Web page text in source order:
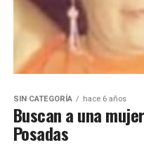
SIN CATEGORÍA hace 6 años
Buscan a una
Posadas